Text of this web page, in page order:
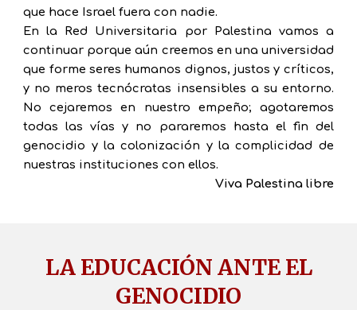
que hace Israel fuera con nadie.
En la Red Universitaria por Palestina vamos a
continuar porque aún creemos en una universidad
que forme seres humanos dignos, justos y críticos,
y no meros tecnócratas insensibles a su entorno.
No cejaremos en nuestro empeño; agotaremos
todas las vías y no pararemos hasta el fin del
genocidio y la colonización y la complicidad de
nuestras instituciones con ellos.
Viva Palestina libre
LA EDUCACIÓN ANTE EL
GENOCIDIO